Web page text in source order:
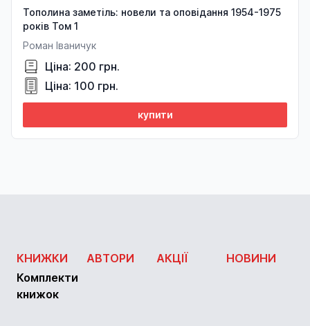
Тополина заметіль: новели та оповідання 1954-1975
років Том 1
Роман Іваничук
Ціна: 200 грн.
Ціна: 100 грн.
купити
КНИЖКИ
Комплекти
книжок
АВТОРИ АКЦІЇ НОВИНИ